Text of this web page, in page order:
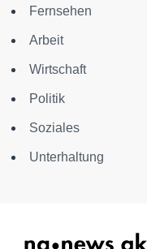
Fernsehen
Arbeit
Wirtschaft
Politik
Soziales
Unterhaltung